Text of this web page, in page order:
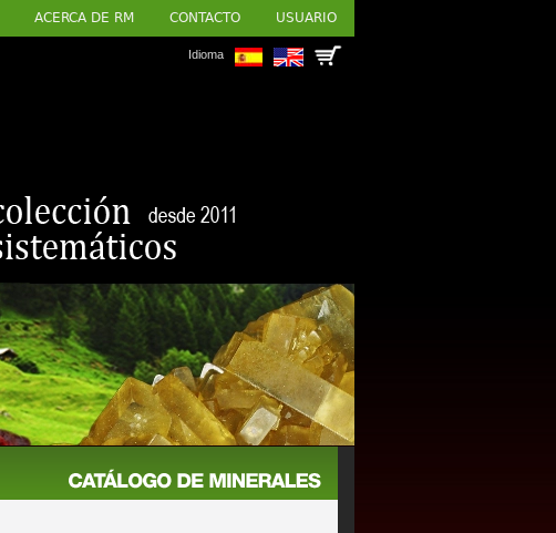
ACERCA DE RM CONTACTO USUARIO
Idioma